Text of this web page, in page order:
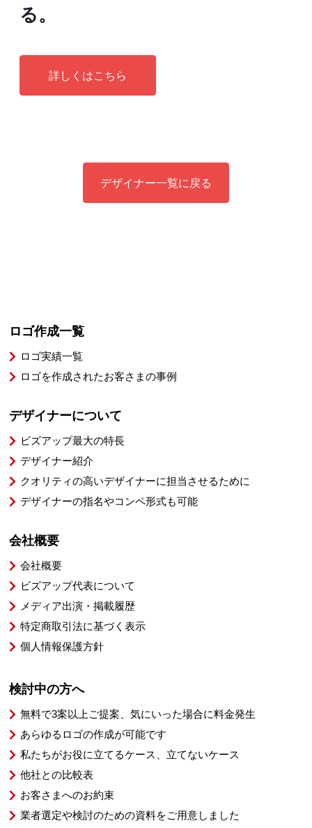
る。
詳しくはこちら
デザイナー一覧に戻る
ロゴ作成一覧
ロゴ実績一覧
ロゴを作成されたお客さまの事例
デザイナーについて
ビズアップ最大の特長
デザイナー紹介
クオリティの高いデザイナーに担当させるために
デザイナーの指名やコンペ形式も可能
会社概要
会社概要
ビズアップ代表について
メディア出演・掲載履歴
特定商取引法に基づく表示
個人情報保護方針
検討中の方へ
無料で3案以上ご提案、気にいった場合に料金発生
あらゆるロゴの作成が可能です
私たちがお役に立てるケース、立てないケース
他社との比較表
お客さまへのお約束
業者選定や検討のための資料をご用意しました